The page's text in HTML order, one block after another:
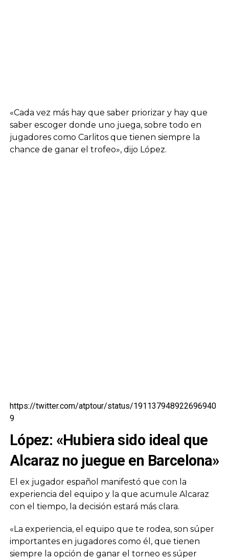
«Cada vez más hay que saber priorizar y hay que
saber escoger donde uno juega, sobre todo en
jugadores como Carlitos que tienen siempre la
chance de ganar el trofeo», dijo López.
https://twitter.com/atptour/status/191137948922696940
9
López: «Hubiera sido ideal que
Alcaraz no juegue en Barcelona»
El ex jugador español manifestó que con la
experiencia del equipo y la que acumule Alcaraz
con el tiempo, la decisión estará más clara.
«La experiencia, el equipo que te rodea, son súper
importantes en jugadores como él, que tienen
siempre la opción de ganar el torneo es súper